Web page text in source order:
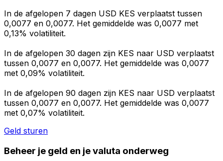
In de afgelopen 7 dagen USD KES verplaatst tussen
0,0077 en 0,0077. Het gemiddelde was 0,0077 met
0,13% volatiliteit.
In de afgelopen 30 dagen zijn KES naar USD verplaatst
tussen 0,0077 en 0,0077. Het gemiddelde was 0,0077
met 0,09% volatiliteit.
In de afgelopen 90 dagen zijn KES naar USD verplaatst
tussen 0,0077 en 0,0077. Het gemiddelde was 0,0077
met 0,07% volatiliteit.
Geld sturen
Beheer je geld en je valuta onderweg